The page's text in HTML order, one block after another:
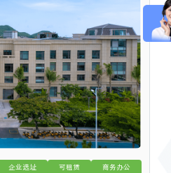
企业选址 可租赁 商务办公